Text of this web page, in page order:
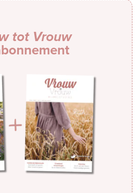
tot Vrouw